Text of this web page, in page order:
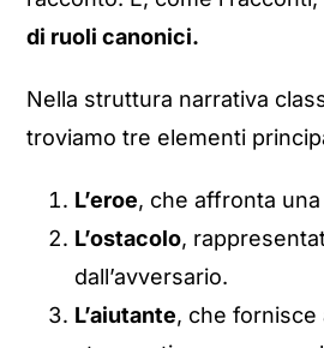
di ruoli canonici.
Nella struttura narrativa
troviamo tre elementi
L’eroe, che affronta
L’ostacolo,
dall’avversario.
L’aiutante, che fornisce